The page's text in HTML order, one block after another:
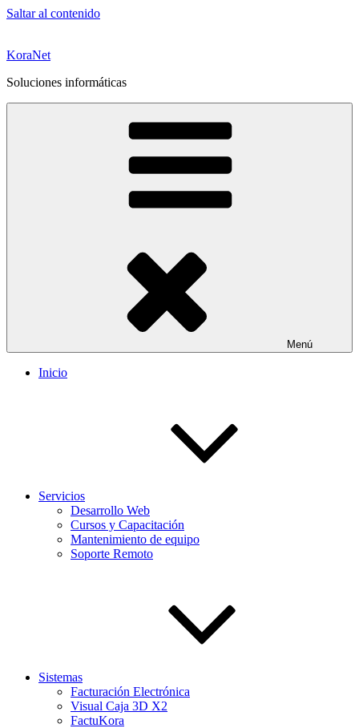
Saltar al contenido
KoraNet
Soluciones informáticas
Menú
Inicio
Servicios
Desarrollo Web
Cursos y Capacitación
Mantenimiento de equipo
Soporte Remoto
Sistemas
Facturación Electrónica
Visual Caja 3D X2
FactuKora